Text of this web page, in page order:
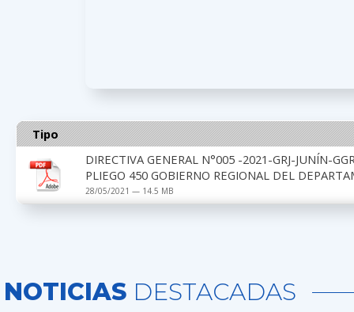
Tipo
DIRECTIVA GENERAL N°005 -2021-GRJ-JUNÍN-
PLIEGO 450 GOBIERNO REGIONAL DEL
28/05/2021 — 14.5 MB
NOTICIAS DESTACADAS